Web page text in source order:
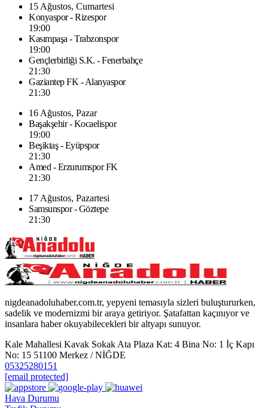
15 Ağustos, Cumartesi
Konyaspor - Rizespor
19:00
Kasımpaşa - Trabzonspor
19:00
Gençlerbirliği S.K. - Fenerbahçe
21:30
Gaziantep FK - Alanyaspor
21:30
16 Ağustos, Pazar
Başakşehir - Kocaelispor
19:00
Beşiktaş - Eyüpspor
21:30
Amed - Erzurumspor FK
21:30
17 Ağustos, Pazartesi
Samsunspor - Göztepe
21:30
nigdeanadoluhaber.com.tr, yepyeni temasıyla sizleri buluştururken,
sadelik ve modernizmi bir araya getiriyor. Şatafattan kaçınıyor ve
insanlara haber okuyabilecekleri bir altyapı sunuyor.
Kale Mahallesi Kavak Sokak Ata Plaza Kat: 4 Bina No: 1 İç Kapı
No: 15 51100 Merkez / NİĞDE
05325280151
[email protected]
Hava Durumu